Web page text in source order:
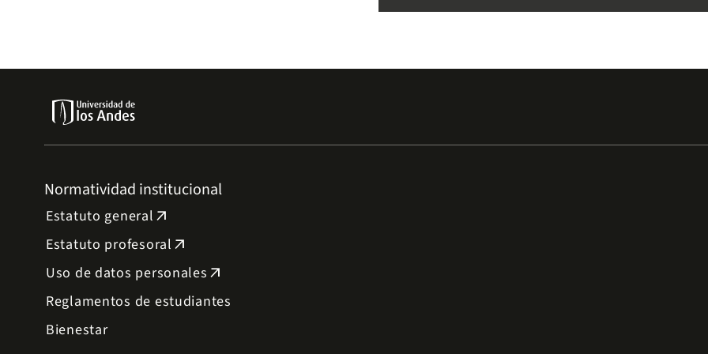
Normatividad institucional
Estatuto general arrow_outward
Estatuto profesoral arrow_outward
Uso de datos personales arrow_outward
Reglamentos de estudiantes
Bienestar